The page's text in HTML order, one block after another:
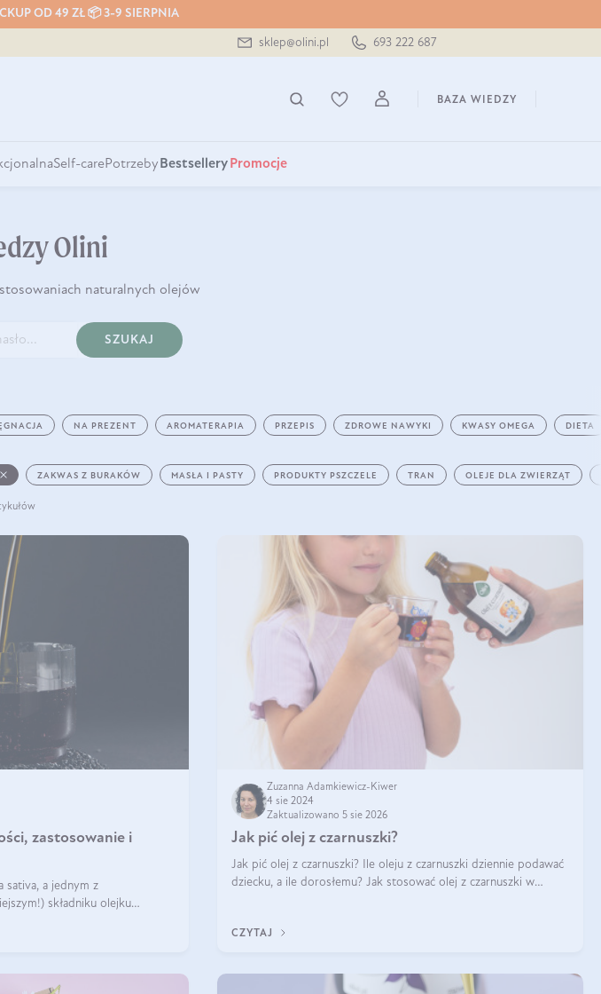
OD 49 ZŁ 📦 3-9 SIERPNIA
sklep@olini.pl 693 222 687
BAZA WIEDZY
Self-carePotrzeby Bestsellery Promocje
Olini
naturalnych olejów
SZUKAJ
NA PREZENT AROMATERAPIA PRZEPIS ZDROWE NAWYKI KWASY OMEGA DIETA
ZAKWAS Z BURAKÓW MASŁA I PASTY PRODUKTY PSZCZELE TRAN OLEJE DLA ZWIERZĄT
zastosowanie i
sativa, a jednym z
składniku olejku
Zuzanna Adamkiewicz-Kiwer
4 sie 2024
Zaktualizowano 5 sie 2026
Jak pić olej z czarnuszki?
Jak pić olej z czarnuszki? Ile oleju z czarnuszki dziennie podawać
dziecku, a ile dorosłemu? Jak stosować olej z czarnuszki w
CZYTAJ